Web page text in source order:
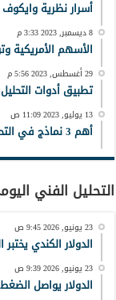
أسرار نظرية وايكوف
8 ديسمبر, 2023 3:33 م
الأسهم الأمريكية وتوقعات 2024 –
29 أغسطس, 2023 5:56 م
تطبيق أدوات
13 يوليو, 2023 11:09 ص
أهم 3 نماذج في التحليل الفني
التحليل الفني
23 يونيو, 2026 9:45 ص
الدولار الكندي يختبر الدعم
23 يونيو, 2026 9:39 ص
الدولار يواصل الضغط على